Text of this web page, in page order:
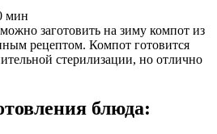
мин
заготовить на зиму компот из
рецептом. Компот готовится
стерилизации, но отлично
блюда: